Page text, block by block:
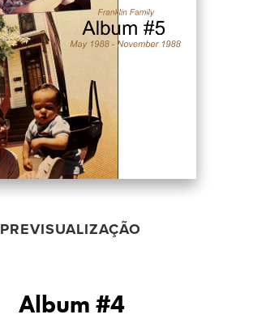
PREVISUALIZAÇÃO
Album #4